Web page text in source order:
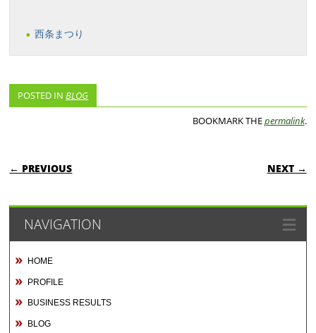
西条まつり
POSTED INBLOG
BOOKMARK THEpermalink.
POST NAVIGATION
← PREVIOUS NEXT →
NAVIGATION
HOME
PROFILE
BUSINESS RESULTS
BLOG